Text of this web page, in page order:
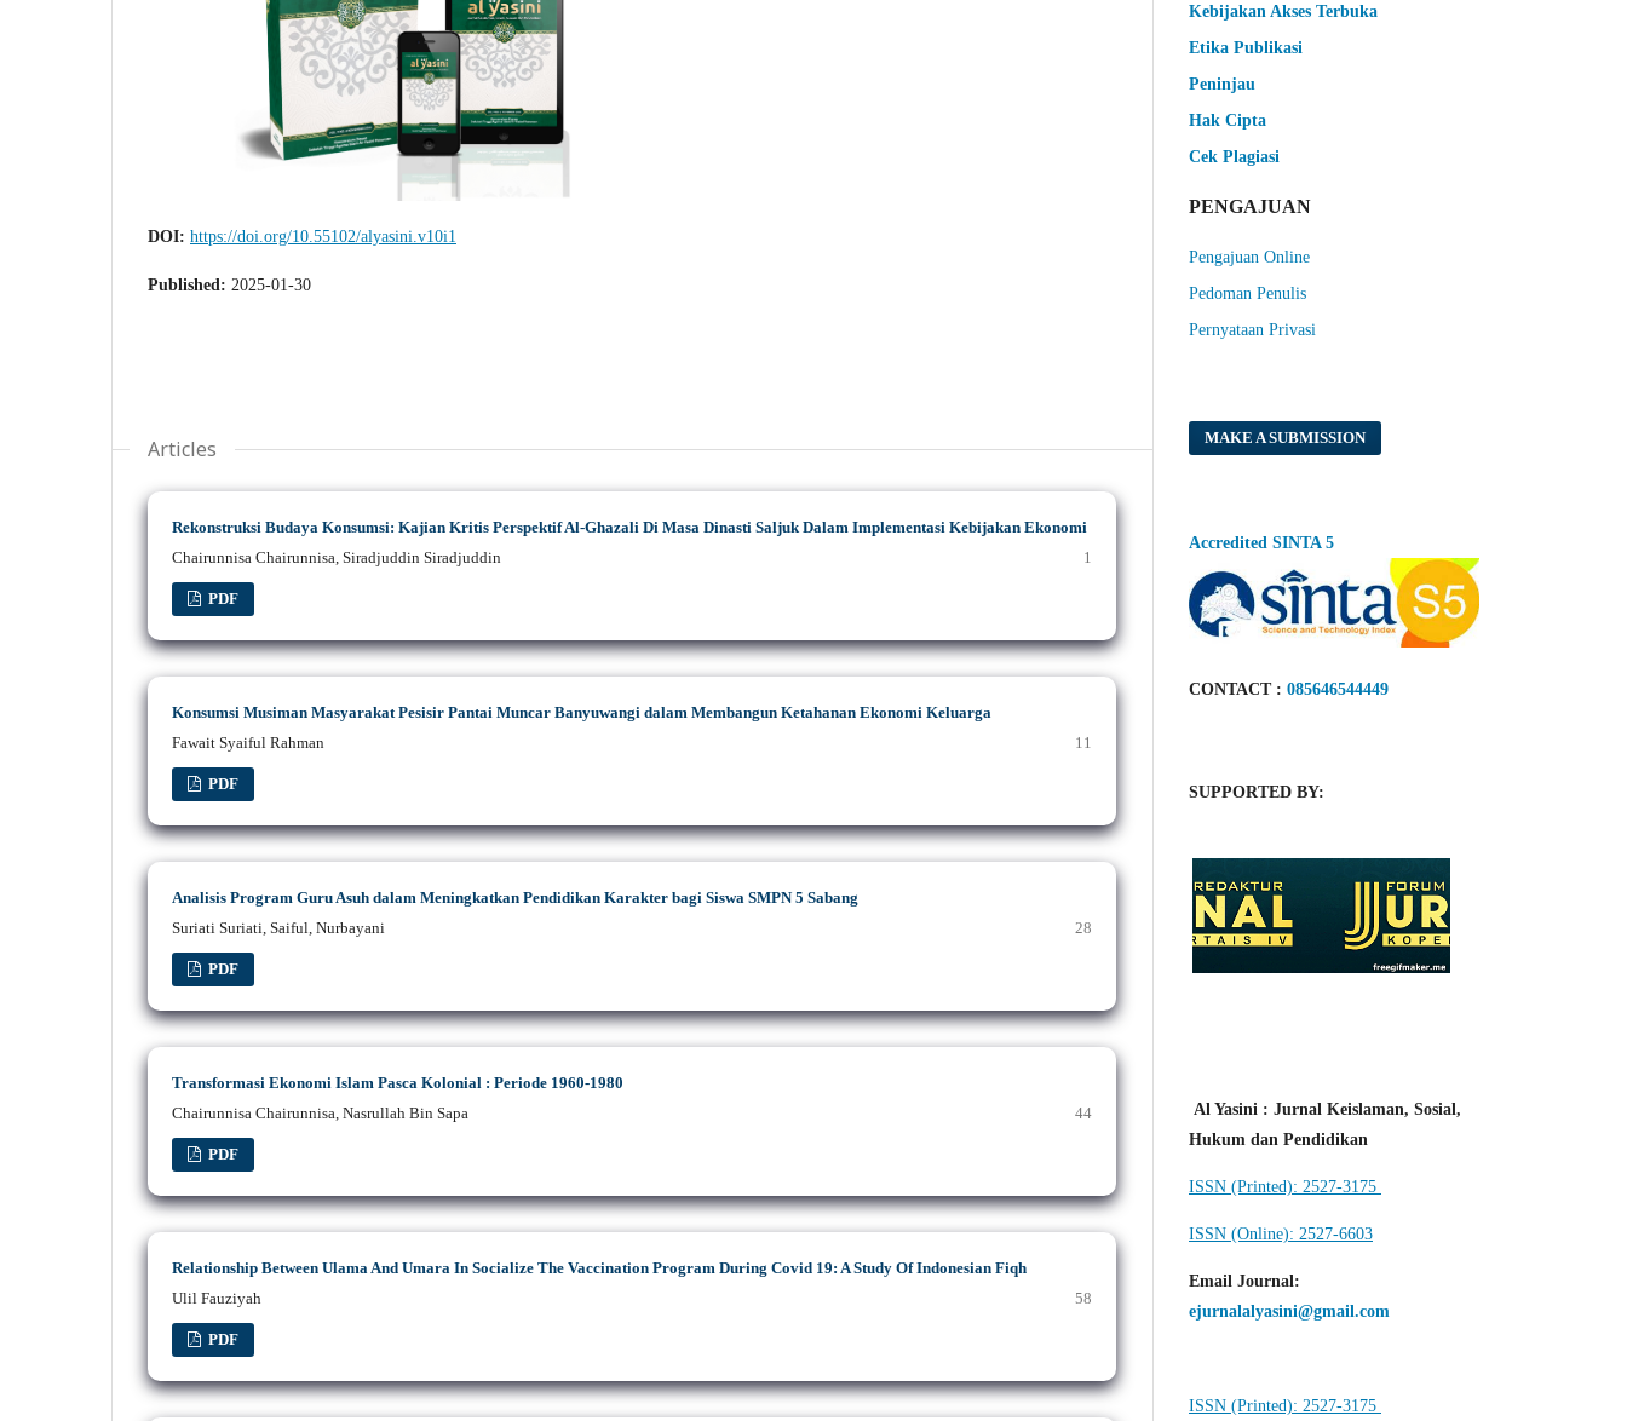
DOI: https://doi.org/10.55102/alyasini.v10i1
Published: 2025-01-30
Articles
Rekonstruksi Budaya Konsumsi: Kajian Kritis Perspektif Al-Ghazali Di Masa Dinasti Saljuk Dalam Implementasi Kebijakan Ekonomi
Chairunnisa Chairunnisa, Siradjuddin Siradjuddin
1
PDF
Konsumsi Musiman Masyarakat Pesisir Pantai Muncar Banyuwangi dalam Membangun Ketahanan Ekonomi Keluarga
Fawait Syaiful Rahman
11
PDF
Analisis Program Guru Asuh dalam Meningkatkan Pendidikan Karakter bagi Siswa SMPN 5 Sabang
Suriati Suriati, Saiful, Nurbayani
28
PDF
Transformasi Ekonomi Islam Pasca Kolonial : Periode 1960-1980
Chairunnisa Chairunnisa, Nasrullah Bin Sapa
44
PDF
Relationship Between Ulama And Umara In Socialize The Vaccination Program During Covid 19: A Study Of Indonesian Fiqh
Ulil Fauziyah
58
PDF
Kebijakan Akses Terbuka
Etika Publikasi
Peninjau
Hak Cipta
Cek Plagiasi
PENGAJUAN
Pengajuan Online
Pedoman Penulis
Pernyataan Privasi
MAKE A SUBMISSION
Accredited SINTA 5
CONTACT : 085646544449
SUPPORTED BY:
Al Yasini : Jurnal Keislaman, Sosial,
Hukum dan Pendidikan
ISSN (Printed): 2527-3175
ISSN (Online): 2527-6603
Email Journal:
ejurnalalyasini@gmail.com
ISSN (Printed): 2527-3175